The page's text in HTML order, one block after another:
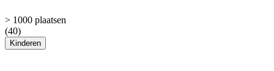
> 1000 plaatsen
(40)
Kinderen